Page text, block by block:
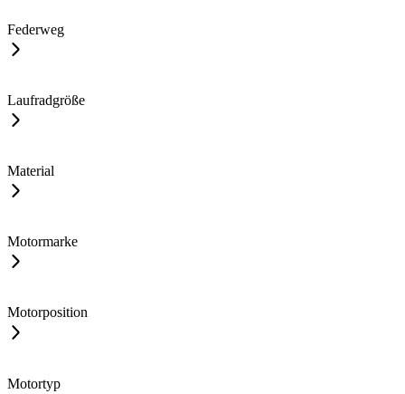
Federweg
Laufradgröße
Material
Motormarke
Motorposition
Motortyp